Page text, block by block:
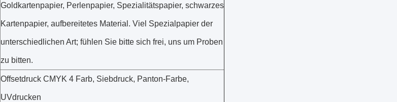
Goldkartenpapier, Perlenpapier, Spezialitätspapier, schwarzes
Kartenpapier, aufbereitetes Material. Viel Spezialpapier der
unterschiedlichen Art; fühlen Sie bitte sich frei, uns um Proben
zu bitten.
Offsetdruck CMYK 4 Farb, Siebdruck, Panton-Farbe,
UVdrucken